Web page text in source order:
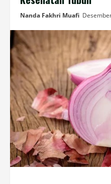
Nanda Fakhri Muafi